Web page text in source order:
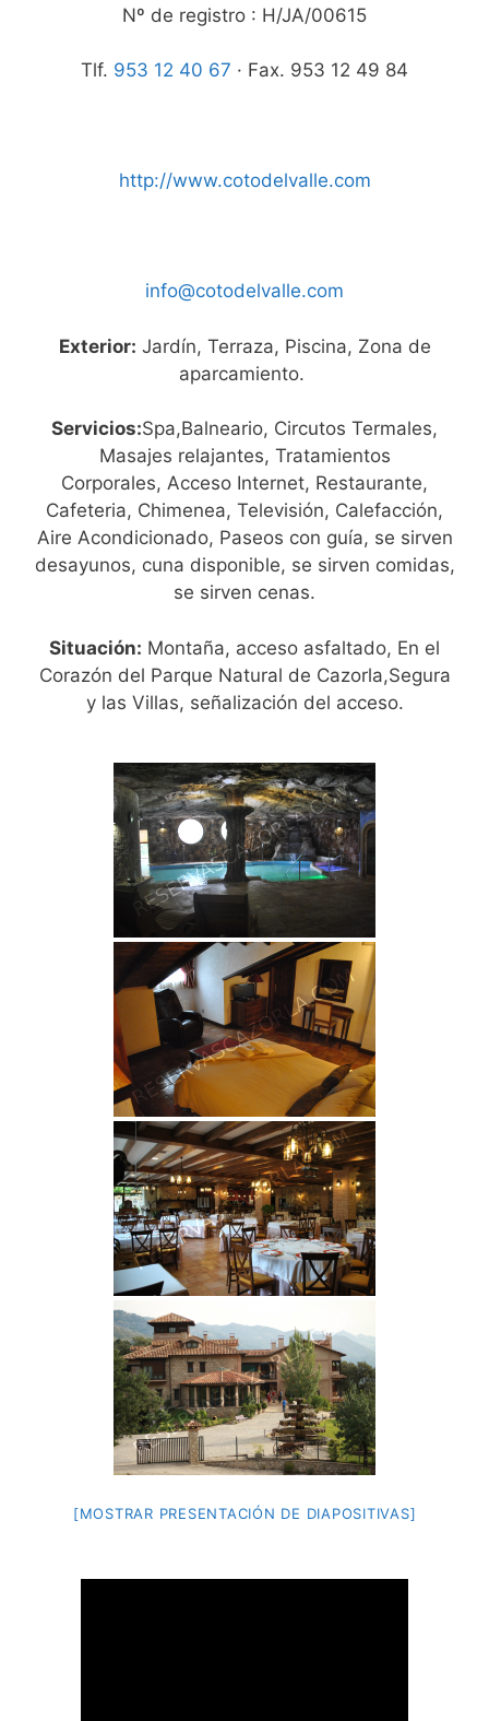
Nº de registro : H/JA/00615
Tlf. 953 12 40 67 · Fax. 953 12 49 84
http://www.cotodelvalle.com
info@cotodelvalle.com
Exterior: Jardín, Terraza, Piscina, Zona de
aparcamiento.
Servicios:Spa,Balneario, Circutos Termales,
Masajes relajantes, Tratamientos
Corporales, Acceso Internet, Restaurante,
Cafeteria, Chimenea, Televisión, Calefacción,
Aire Acondicionado, Paseos con guía, se sirven
desayunos, cuna disponible, se sirven comidas,
se sirven cenas.
Situación: Montaña, acceso asfaltado, En el
Corazón del Parque Natural de Cazorla,Segura
y las Villas, señalización del acceso.
[MOSTRAR PRESENTACIÓN DE DIAPOSITIVAS]